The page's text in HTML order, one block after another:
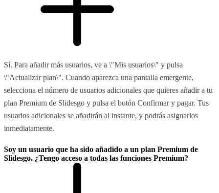
Sí. Para añadir más usuarios, ve a \"Mis usuarios\" y pulsa
\"Actualizar plan\". Cuando aparezca una pantalla emergente,
selecciona el número de usuarios adicionales que quieres añadir a tu
plan Premium de Slidesgo y pulsa el botón Confirmar y pagar. Tus
usuarios adicionales se añadirán al instante, y podrás asignarlos
inmediatamente.
Soy un usuario que ha sido añadido a un plan Premium de
Slidesgo. ¿Tengo acceso a todas las funciones Premium?